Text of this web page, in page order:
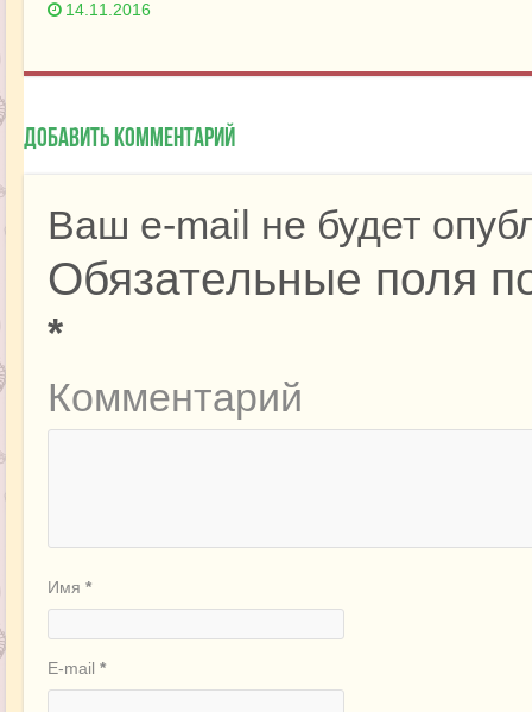
14.11.2016
Добавить комментарий
Ваш e-mail не будет
Обязательные поля
*
Комментарий
Имя *
E-mail *